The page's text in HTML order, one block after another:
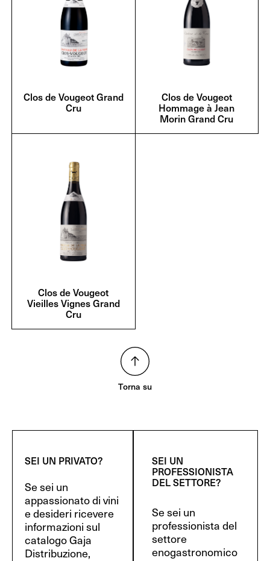
Clos de Vougeot Grand
Cru
Clos de Vougeot
Hommage à Jean
Morin Grand Cru
Clos de Vougeot
Vieilles Vignes Grand
Cru
Torna su
SEI UN PRIVATO?
Se sei un
appassionato di vini
e desideri ricevere
informazioni sul
catalogo Gaja
Distribuzione,
SEI UN
PROFESSIONISTA
DEL SETTORE?
Se sei un
professionista del
settore
enogastronomico